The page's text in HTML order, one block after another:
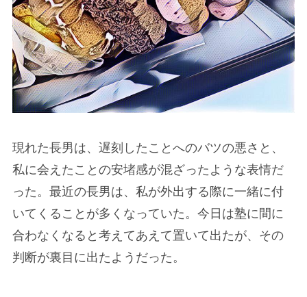
現れた長男は、遅刻したことへのバツの悪さと、
私に会えたことの安堵感が混ざったような表情だ
った。最近の長男は、私が外出する際に一緒に付
いてくることが多くなっていた。今日は塾に間に
合わなくなると考えてあえて置いて出たが、その
判断が裏目に出たようだった。